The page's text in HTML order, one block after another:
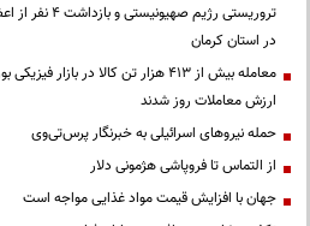
تروریستی
در استان کرمان
معامله بیش از ۴۱۳ هزار تن کالا در
ارزش معاملات روز شدند
حمله نیروهای اسرائیلی به خبرنگار پرس‌تی‌وی
از التماس تا فروپاشی هژمونی دلار
جهان با افزایش قیمت مواد غذایی مواجه است